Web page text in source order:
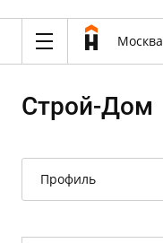
Москва
Строй-Дом
Профиль